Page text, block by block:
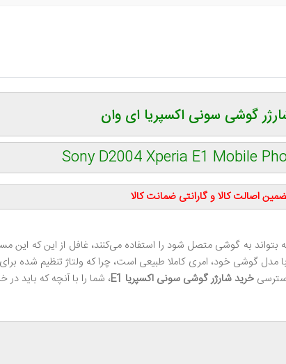
گوشی سونی اکسپریا ای وان
اصالت کالا و گارانتی ضمانت کالا
به گوشی متصل شود را استفاده می‌کنند، غافل از این که این
گوشی خود، امری کاملا طبیعی است، چرا که ولتاژ تنظیم شده
خرید شارژر گوشی سونی اکسپریا E1 ، شما را با آنچه که باید در